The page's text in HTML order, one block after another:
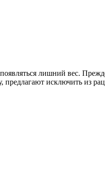
лишний вес.
исключить из